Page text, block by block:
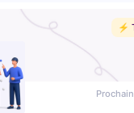
⚡️